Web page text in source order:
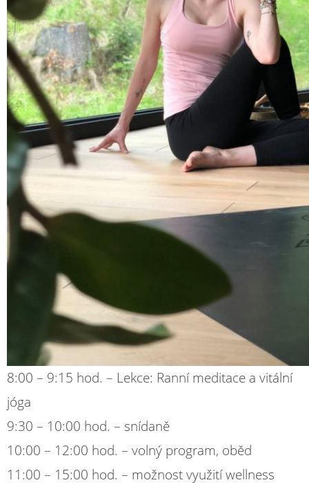
8:00 – 9:15 hod. – Lekce: Ranní meditace a vitální
jóga
9:30 – 10:00 hod. – snídaně
10:00 – 12:00 hod. – volný program, oběd
11:00 – 15:00 hod. – možnost využití wellness